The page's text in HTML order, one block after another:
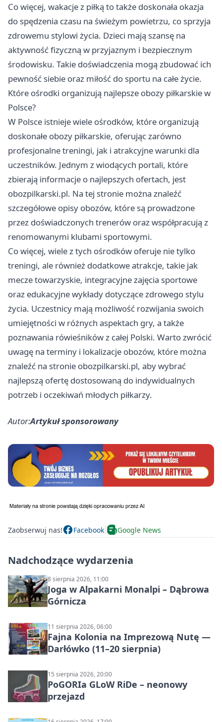
Co więcej, wakacje z piłką to także doskonała okazja
do spędzenia czasu na świeżym powietrzu, co sprzyja
zdrowemu stylowi życia. Dzieci mają szansę na
aktywność fizyczną w przyjaznym i bezpiecznym
środowisku. Takie doświadczenia mogą zbudować ich
pewność siebie oraz miłość do sportu na całe życie.
Które ośrodki organizują najlepsze obozy piłkarskie w
Polsce?
W Polsce istnieje wiele ośrodków, które organizują
doskonałe obozy piłkarskie, oferując zarówno
profesjonalne treningi, jak i atrakcyjne warunki dla
uczestników. Jednym z wiodących portali, które
zbierają informacje o najlepszych ofertach, jest
obozpilkarski.pl. Na tej stronie można znaleźć
szczegółowe opisy obozów, które są prowadzone
przez doświadczonych trenerów oraz współpracują z
renomowanymi klubami sportowymi.
Co więcej, wiele z tych ośrodków oferuje nie tylko
treningi, ale również dodatkowe atrakcje, takie jak
mecze towarzyskie, integracyjne zajęcia sportowe
oraz edukacyjne wykłady dotyczące zdrowego stylu
życia. Uczestnicy mają możliwość rozwijania swoich
umiejętności w różnych aspektach gry, a także
poznawania rówieśników z całej Polski. Warto zwrócić
uwagę na terminy i lokalizacje obozów, które można
znaleźć na stronie obozpilkarski.pl, aby wybrać
najlepszą ofertę dostosowaną do indywidualnych
potrzeb i oczekiwań młodych piłkarzy.
Autor:Artykuł sponsorowany
Zaobserwuj nas! Facebook Google News
Nadchodzące wydarzenia
8 sierpnia 2026, 11:00
Joga w Alpakarni Monalpi – Dąbrowa
Górnicza
11 sierpnia 2026, 06:00
Fajna Kolonia na Imprezową Nutę —
Darłówko (11–20 sierpnia)
15 sierpnia 2026, 20:00
PoGORIa GLoW RiDe – neonowy
przejazd